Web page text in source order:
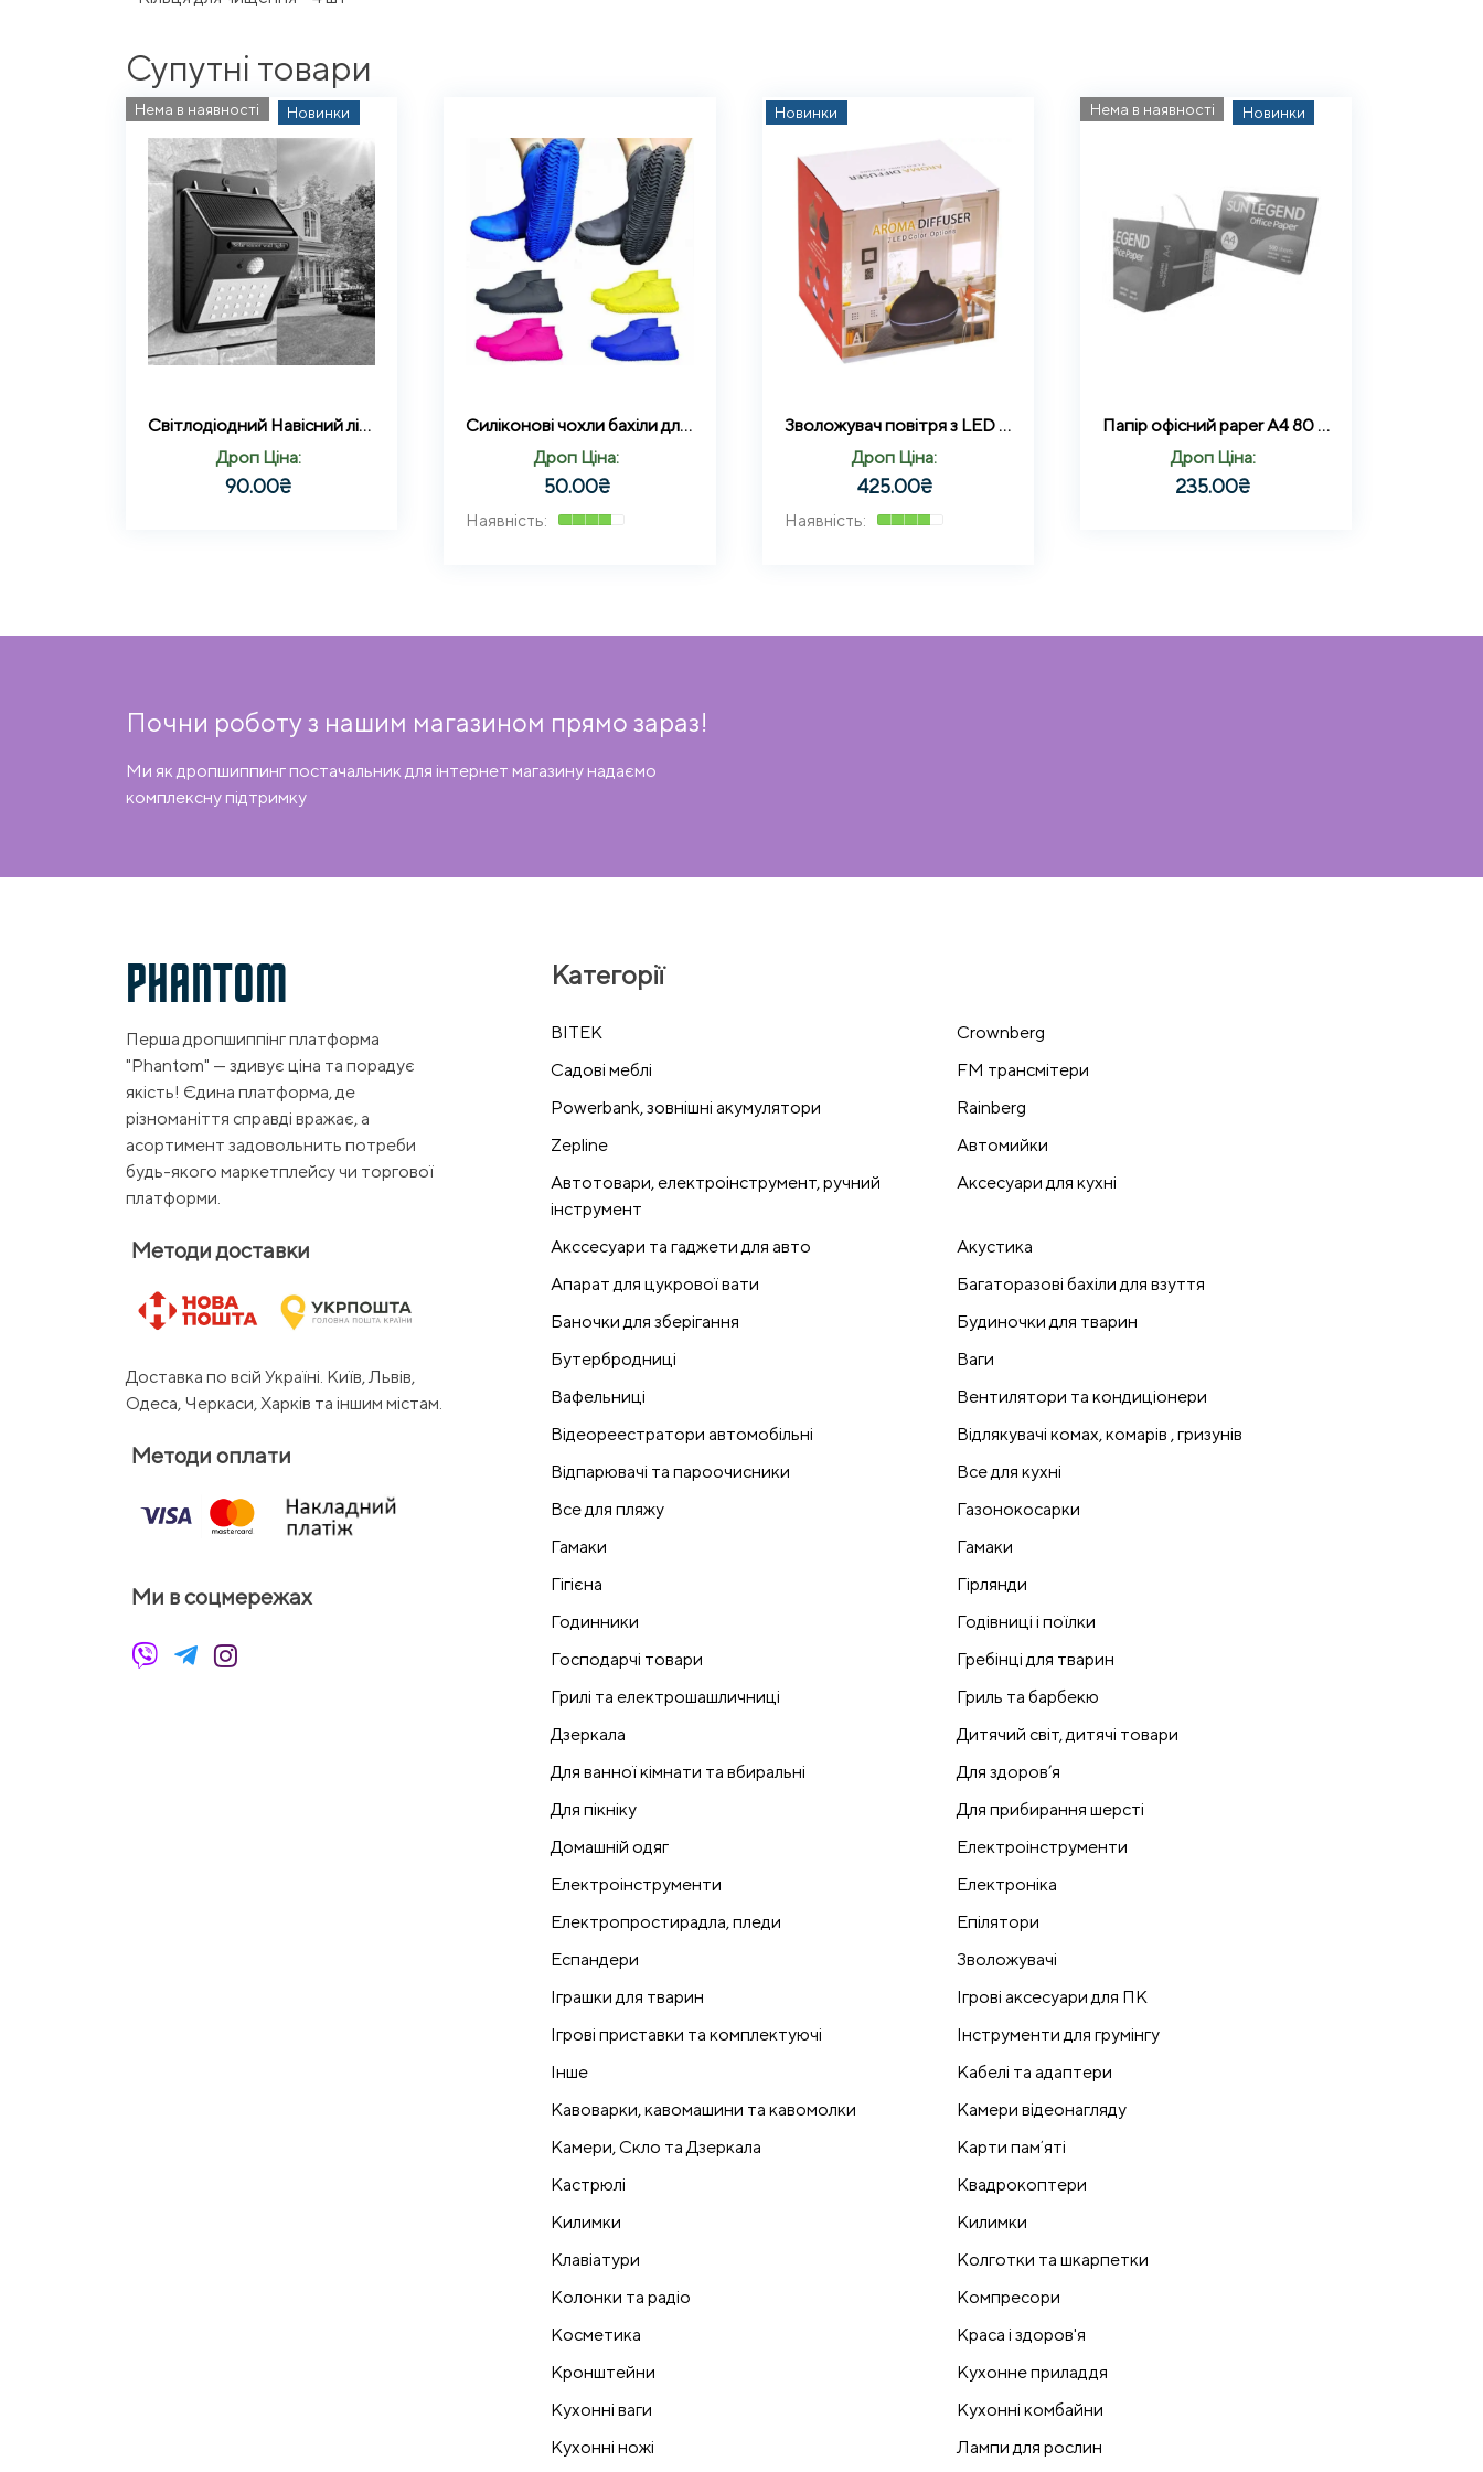
Супутні товари
Нема в наявності Новинки
Світлодіодний Навісний ліхтар із датчиком руху 609 + solar 20 діодів
Дроп Ціна:
90.00₴
Силіконові чохли бахіли для взуття від дощу та бруду (розмір S, М, Л)
Дроп Ціна:
50.00₴
Новинки
Зволожувач повітря з LED підсвічуванням AROMA DIFFUSER 115-021
Дроп Ціна:
425.00₴
Нема в наявності Новинки
Папір офісний paper A4 80 г/м білий 500 аркушів
Дроп Ціна:
235.00₴
Почни роботу з нашим магазином прямо зараз!
Ми як дропшиппинг постачальник для інтернет магазину надаємо
комплексну підтримку
PHANTOM
Перша дропшиппінг платформа
"Phantom" — здивує ціна та порадує
якість! Єдина платформа, де
різноманіття справді вражає, а
асортимент задовольнить потреби
будь-якого маркетплейсу чи торгової
платформи.
Методи доставки
Доставка по всій Україні. Київ, Львів,
Одеса, Черкаси, Харків та іншим містам.
Методи оплати
Ми в соцмережах
Категорії
BITEK
Crownberg
Cадові меблі
FM трансмітери
Powerbank, зовнішні акумулятори
Rainberg
Zepline
Автомийки
Автотовари, електроінструмент, ручний
інструмент
Аксесуари для кухні
Акссесуари та гаджети для авто
Акустика
Апарат для цукрової вати
Багаторазові бахіли для взуття
Баночки для зберігання
Будиночки для тварин
Бутербродниці
Ваги
Вафельниці
Вентилятори та кондиціонери
Відеореестратори автомобільні
Відлякувачі комах, комарів , гризунів
Відпарювачі та пароочисники
Все для кухні
Все для пляжу
Газонокосарки
Гамаки
Гамаки
Гігієна
Гірлянди
Годинники
Годівниці і поїлки
Господарчі товари
Гребінці для тварин
Грилі та електрошашличниці
Гриль та барбекю
Дзеркала
Дитячий світ, дитячі товари
Для ванної кімнати та вбиральні
Для здоров’я
Для пікніку
Для прибирання шерсті
Домашній одяг
Електроінструменти
Електроінструменти
Електроніка
Електропростирадла, пледи
Епілятори
Еспандери
Зволожувачі
Іграшки для тварин
Ігрові аксесуари для ПК
Ігрові приставки та комплектуючі
Інструменти для грумінгу
Інше
Кабелі та адаптери
Кавоварки, кавомашини та кавомолки
Камери відеонагляду
Камери, Скло та Дзеркала
Карти памʼяті
Кастрюлі
Квадрокоптери
Килимки
Килимки
Клавіатури
Колготки та шкарпетки
Колонки та радіо
Компресори
Косметика
Краса і здоров'я
Кронштейни
Кухонне приладдя
Кухонні ваги
Кухонні комбайни
Кухонні ножі
Лампи для рослин